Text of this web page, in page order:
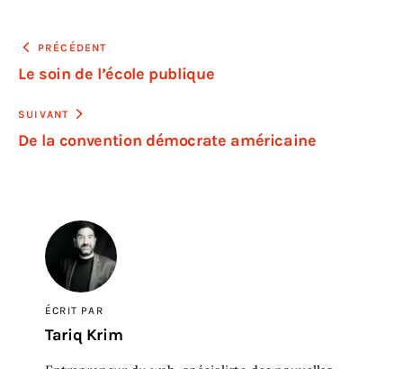
PRÉCÉDENT
Le soin de l’école publique
SUIVANT
De la convention démocrate américaine
ÉCRIT PAR
Tariq Krim